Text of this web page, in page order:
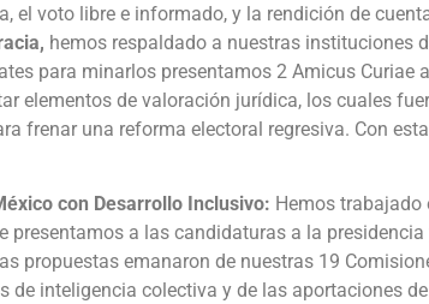
el voto libre e informado, y la rendición de
hemos respaldado a nuestras instituciones
para minarlos presentamos 2 Amicus Curiae
elementos de valoración jurídica, los cuales
frenar una reforma electoral regresiva. Con
con Desarrollo Inclusivo: Hemos
presentamos a las candidaturas a la
propuestas emanaron de nuestras 19
de inteligencia colectiva y de las aportaciones